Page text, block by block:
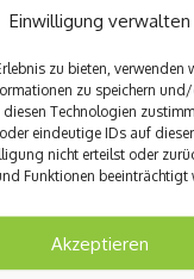
Einwilligung verwalten
zu bieten, verwenden
zu speichern
Technologien
eindeutige IDs auf
nicht erteilst oder
Funktionen beeinträchtigt
Akzeptieren
Gericht, weil er auf
handelte,
immer eine
einen der besten
„Bigfoot“ Anakin,
der allerdings